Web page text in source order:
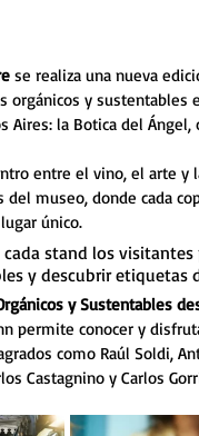
se realiza una nueva
orgánicos y sustentables
Aires: la Botica del Ángel,
entre el vino, el arte y
museo, donde cada
único.
cada stand los
y descubrir etiquetas
y Sustentables
permite conocer y
como Raúl Soldi,
Castagnino y Carlos